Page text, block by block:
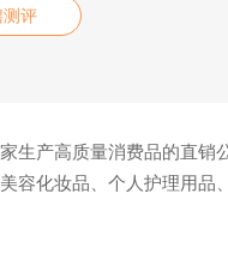
测评
生产高质量消费品的直销
容化妆品、个人护理用品